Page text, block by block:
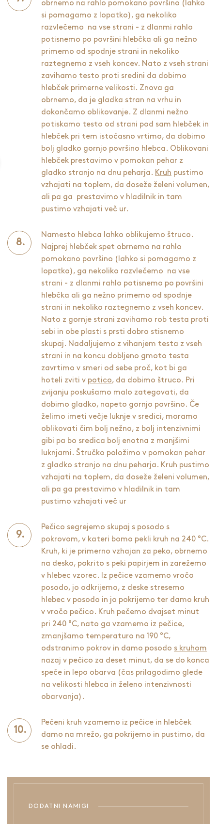
obrnemo na rahlo pomokano površino (lahko
si pomagamo z lopatko), ga nekoliko
razvlečemo na vse strani - z dlanmi rahlo
potisnemo po površini hlebčka ali ga nežno
primemo od spodnje strani in nekoliko
raztegnemo z vseh koncev. Nato z vseh strani
zavihamo testo proti sredini da dobimo
hlebček primerne velikosti. Znova ga
obrnemo, da je gladka stran na vrhu in
dokončamo oblikovanje. Z dlanmi nežno
potiskamo testo od strani pod sam hlebček in
hlebček pri tem istočasno vrtimo, da dobimo
bolj gladko gornjo površino hlebca. Oblikovani
hlebček prestavimo v pomokan pehar z
gladko stranjo na dnu peharja. Kruh pustimo
vzhajati na toplem, da doseže želeni volumen,
ali pa ga prestavimo v hladilnik in tam
pustimo vzhajati več ur.
Namesto hlebca lahko oblikujemo štruco.
Najprej hlebček spet obrnemo na rahlo
pomokano površino (lahko si pomagamo z
lopatko), ga nekoliko razvlečemo na vse
strani - z dlanmi rahlo potisnemo po površini
hlebčka ali ga nežno primemo od spodnje
strani in nekoliko raztegnemo z vseh koncev.
Nato z gornje strani zavihamo rob testa proti
sebi in obe plasti s prsti dobro stisnemo
skupaj. Nadaljujemo z vihanjem testa z vseh
strani in na koncu dobljeno gmoto testa
zavrtimo v smeri od sebe proč, kot bi ga
hoteli zviti v potico, da dobimo štruco. Pri
zvijanju poskušamo malo zategovati, da
dobimo gladko, napeto gornjo površino. Če
želimo imeti večje luknje v sredici, moramo
oblikovati čim bolj nežno, z bolj intenzivnimi
gibi pa bo sredica bolj enotna z manjšimi
luknjami. Štručko položimo v pomokan pehar
z gladko stranjo na dnu peharja. Kruh pustimo
vzhajati na toplem, da doseže želeni volumen,
ali pa ga prestavimo v hladilnik in tam
pustimo vzhajati več ur
Pečico segrejemo skupaj s posodo s
pokrovom, v kateri bomo pekli kruh na 240 °C.
Kruh, ki je primerno vzhajan za peko, obrnemo
na desko, pokrito s peki papirjem in zarežemo
v hlebec vzorec. Iz pečice vzamemo vročo
posodo, jo odkrijemo, z deske stresemo
hlebec v posodo in jo pokrijemo ter damo kruh
v vročo pečico. Kruh pečemo dvajset minut
pri 240 °C, nato ga vzamemo iz pečice,
zmanjšamo temperaturo na 190 °C,
odstranimo pokrov in damo posodo s kruhom
nazaj v pečico za deset minut, da se do konca
speče in lepo obarva (čas prilagodimo glede
na velikosti hlebca in želeno intenzivnosti
obarvanja).
Pečeni kruh vzamemo iz pečice in hlebček
damo na mrežo, ga pokrijemo in pustimo, da
se ohladi.
DODATNI NAMIGI